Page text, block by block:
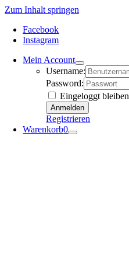
Zum Inhalt springen
Facebook
Instagram
Mein Account
Username:
Password:
Eingeloggt bleiben
Registrieren
Warenkorb0